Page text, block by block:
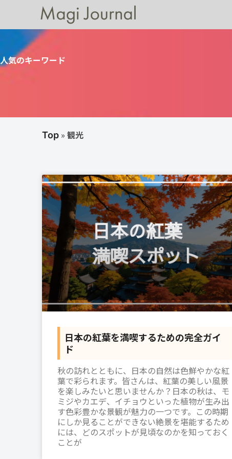
人気のキーワード
Top » 観光
日本の紅葉を満喫するための完全ガイ
ド
秋の訪れとともに、日本の自然は色鮮やかな紅
葉で彩られます。皆さんは、紅葉の美しい風景
を楽しみたいと思いませんか？日本の秋は、モ
ミジやカエデ、イチョウといった植物が生み出
す色彩豊かな景観が魅力の一つです。この時期
にしか見ることができない絶景を堪能するため
には、どのスポットが見頃なのかを知っておく
ことが